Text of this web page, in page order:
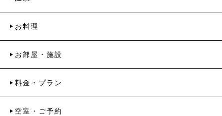
お料理
お部屋・施設
料金・プラン
空室・ご予約